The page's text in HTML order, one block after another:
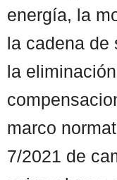
energía, la
la cadena de
la
marco
7/2021 de